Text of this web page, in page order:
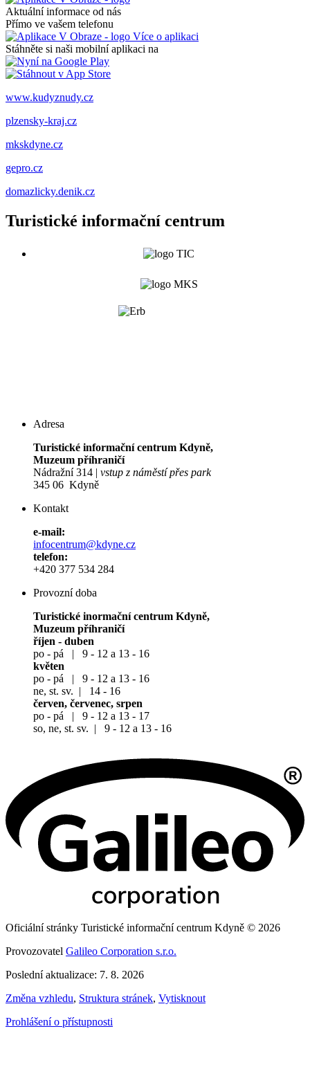
Aktuální informace od nás
Přímo ve vašem telefonu
Více o aplikaci
Stáhněte si naši mobilní aplikaci na
www.kudyznudy.cz
plzensky-kraj.cz
mkskdyne.cz
gepro.cz
domazlicky.denik.cz
Turistické informační centrum
Adresa
Turistické informační centrum Kdyně,
Muzeum příhraničí
Nádražní 314 | vstup z náměstí přes park
345 06 Kdyně
Kontakt
e-mail:
infocentrum@kdyne.cz
telefon:
+420 377 534 284
Provozní doba
Turistické inormační centrum Kdyně,
Muzeum příhraničí
říjen - duben
po - pá | 9 - 12 a 13 - 16
květen
po - pá | 9 - 12 a 13 - 16
ne, st. sv. | 14 - 16
červen, červenec, srpen
po - pá | 9 - 12 a 13 - 17
so, ne, st. sv. | 9 - 12 a 13 - 16
Oficiální stránky Turistické informační centrum Kdyně © 2026
Provozovatel Galileo Corporation s.r.o.
Poslední aktualizace: 7. 8. 2026
Změna vzhledu, Struktura stránek, Vytisknout
Prohlášení o přístupnosti